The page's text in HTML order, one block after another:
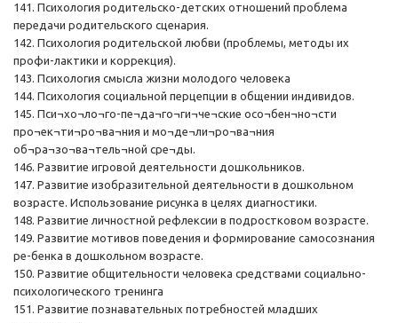
141. Психология родительско-детских отношений проблема
передачи родительского сценария.
142. Психология родительской любви (проблемы, методы их
профи-лактики и коррекция).
143. Психология смысла жизни молодого человека
144. Психология социальной перцепции в общении индивидов.
145. Пси¬хо¬ло¬го-пе¬да¬го¬ги¬че¬ские осо¬бен¬но¬сти
про¬ек¬ти¬ро¬ва¬ния и мо¬де¬ли¬ро¬ва¬ния
об¬ра¬зо¬ва¬тель¬ной сре¬ды.
146. Развитие игровой деятельности дошкольников.
147. Развитие изобразительной деятельности в дошкольном
возрасте. Использование рисунка в целях диагностики.
148. Развитие личностной рефлексии в подростковом возрасте.
149. Развитие мотивов поведения и формирование самосознания
ре-бенка в дошкольном возрасте.
150. Развитие общительности человека средствами социально-
психологического тренинга
151. Развитие познавательных потребностей младших